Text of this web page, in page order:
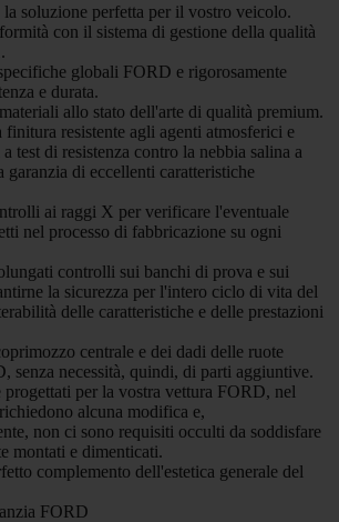
la soluzione perfetta per il vostro veicolo.
con il sistema di gestione della qualità
globali FORD e rigorosamente
e durata.
allo stato dell'arte di qualità premium.
finitura resistente agli agenti atmosferici e
test di resistenza contro la nebbia salina a
garanzia di eccellenti caratteristiche
ai raggi X per verificare l'eventuale
nel processo di fabbricazione su ogni
controlli sui banchi di prova e sui
la sicurezza per l'intero ciclo di vita del
delle caratteristiche e delle prestazioni
centrale e dei dadi delle ruote
senza necessità, quindi, di parti aggiuntive.
progettati per la vostra vettura FORD, nel
alcuna modifica e,
non ci sono requisiti occulti da soddisfare
montati e dimenticati.
complemento dell'estetica generale del
FORD